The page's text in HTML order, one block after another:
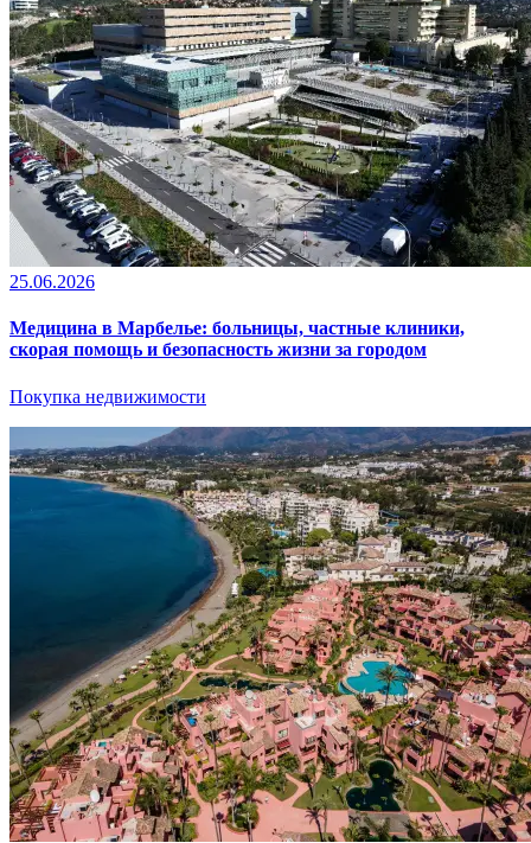
25.06.2026
Медицина в Марбелье: больницы, частные клиники,
скорая помощь и безопасность жизни за городом
Покупка недвижимости